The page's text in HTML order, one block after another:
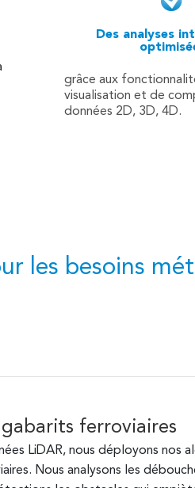
Des analyses
grâce aux
visualisation et de
données 2D, 3D, 4D.
les besoins
ferroviaires
LiDAR, nous déployons
Nous analysons les